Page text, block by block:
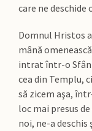
care ne
Domnul Hristos
mână
intrat într-o
cea din Templu,
să zicem aşa,
loc mai presus
noi, ne-a